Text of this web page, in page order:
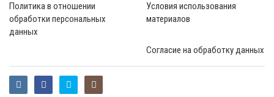
Политика в отношении
обработки персональных
данных
Условия использования
материалов
Согласие на обработку данных